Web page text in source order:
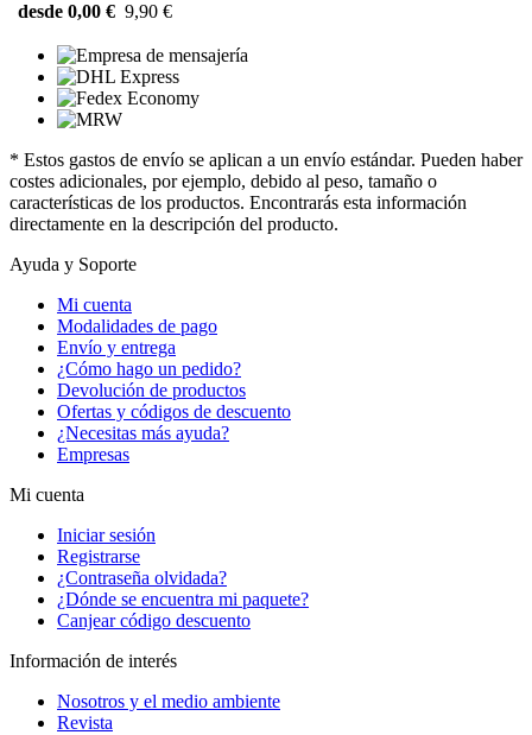
desde 0,00 € 9,90 €
* Estos gastos de envío se aplican a un envío estándar. Pueden haber
costes adicionales, por ejemplo, debido al peso, tamaño o
características de los productos. Encontrarás esta información
directamente en la descripción del producto.
Ayuda y Soporte
Mi cuenta
Modalidades de pago
Envío y entrega
¿Cómo hago un pedido?
Devolución de productos
Ofertas y códigos de descuento
¿Necesitas más ayuda?
Empresas
Mi cuenta
Iniciar sesión
Registrarse
¿Contraseña olvidada?
¿Dónde se encuentra mi paquete?
Canjear código descuento
Información de interés
Nosotros y el medio ambiente
Revista